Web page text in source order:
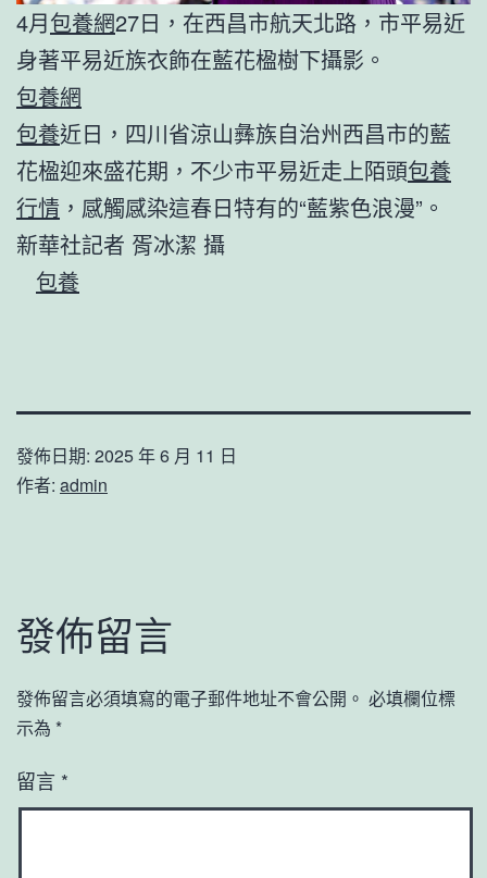
4月包養網27日，在西昌市航天北路，市平易近
身著平易近族衣飾在藍花楹樹下攝影。
包養網
包養近日，四川省涼山彝族自治州西昌市的藍
花楹迎來盛花期，不少市平易近走上陌頭包養
行情 ，感觸感染這春日特有的“藍紫色浪漫”。
新華社記者 胥冰潔 攝
包養
發佈日期: 2025 年 6 月 11 日
作者: admin
發佈留言
發佈留言必須填寫的電子郵件地址不會公開。 必填欄位標
示為 *
留言 *